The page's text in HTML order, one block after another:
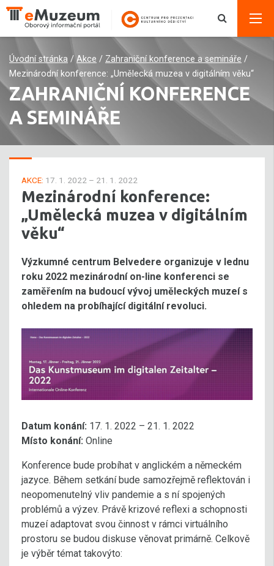
Úvodní stránka / Akce / Zahraniční konference a semináře /
Mezinárodní konference: „Umělecká muzea v digitálním věku“
ZAHRANIČNÍ KONFERENCE
A SEMINÁŘE
AKCE: 17. 1. 2022 – 21. 1. 2022
Mezinárodní konference:
„Umělecká muzea v digitálním
věku“
Výzkumné centrum Belvedere organizuje v lednu
roku 2022 mezinárodní on-line konferenci se
zaměřením na budoucí vývoj uměleckých muzeí s
ohledem na probíhající digitální revoluci.
Datum konání: 17. 1. 2022 – 21. 1. 2022
Místo konání: Online
Konference bude probíhat v anglickém a německém
jazyce. Během setkání bude samozřejmě reflektován i
neopomenutelný vliv pandemie a s ní spojených
problémů a výzev. Právě krizové reflexi a schopnosti
muzeí adaptovat svou činnost v rámci virtuálního
prostoru se budou diskuse věnovat primárně. Celkově
je výběr témat takovýto: